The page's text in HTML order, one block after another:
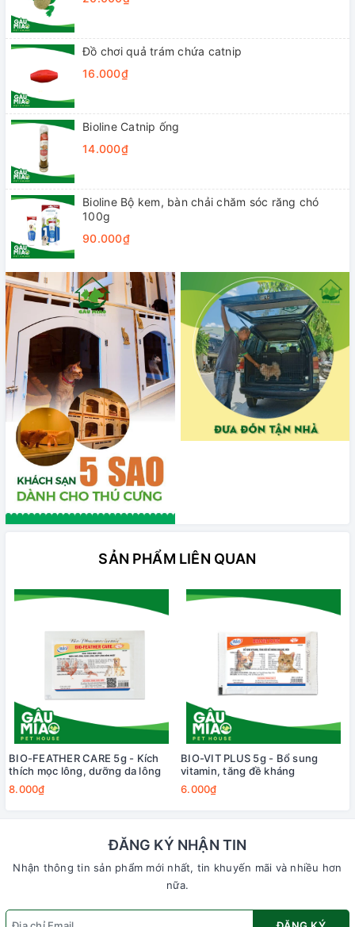
Đồ chơi quả trám chứa catnip
16.000₫
Bioline Catnip ống
14.000₫
Bioline Bộ kem, bàn chải chăm sóc răng chó
100g
90.000₫
SẢN PHẨM LIÊN QUAN
BIO-FEATHER CARE 5g - Kích
thích mọc lông, dưỡng da lông
8.000₫
BIO-VIT PLUS 5g - Bổ sung
vitamin, tăng đề kháng
6.000₫
ĐĂNG KÝ NHẬN TIN
Nhận thông tin sản phẩm mới nhất, tin khuyến mãi và nhiều hơn
nữa.